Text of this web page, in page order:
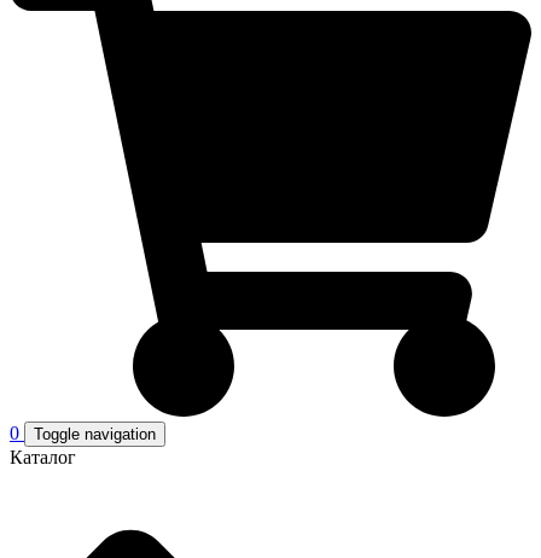
0 Toggle navigation
Каталог